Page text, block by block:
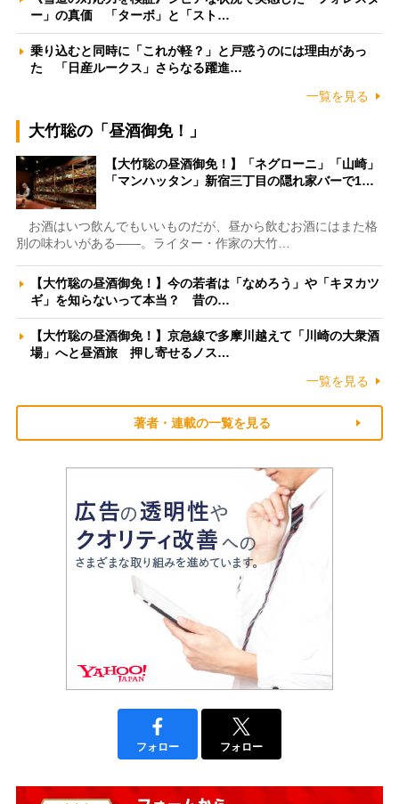
ー」の真価 「ターボ」と「スト…
乗り込むと同時に「これが軽？」と戸惑うのには理由があっ
た 「日産ルークス」さらなる躍進…
一覧を見る
大竹聡の「昼酒御免！」
【大竹聡の昼酒御免！】「ネグローニ」「山崎」
「マンハッタン」新宿三丁目の隠れ家バーで1…
お酒はいつ飲んでもいいものだが、昼から飲むお酒にはまた格
別の味わいがある――。ライター・作家の大竹…
【大竹聡の昼酒御免！】今の若者は「なめろう」や「キヌカツ
ギ」を知らないって本当？ 昔の…
【大竹聡の昼酒御免！】京急線で多摩川越えて「川崎の大衆酒
場」へと昼酒旅 押し寄せるノス…
一覧を見る
著者・連載の一覧を見る
フォロー フォロー